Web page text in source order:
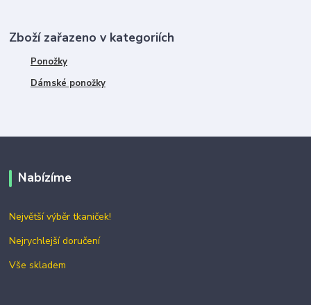
Zboží zařazeno v kategoriích
Ponožky
Dámské ponožky
Nabízíme
Největší výběr tkaniček!
Nejrychlejší doručení
Vše skladem